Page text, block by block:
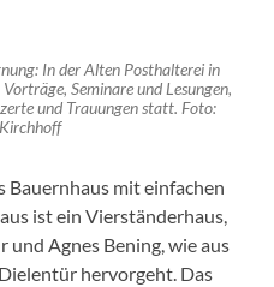
In der Alten Posthalterei in
Seminare und Lesungen,
und Trauungen statt. Foto:
Bauernhaus mit einfachen
ist ein Vierständerhaus,
Agnes Bening, wie aus
hervorgeht. Das